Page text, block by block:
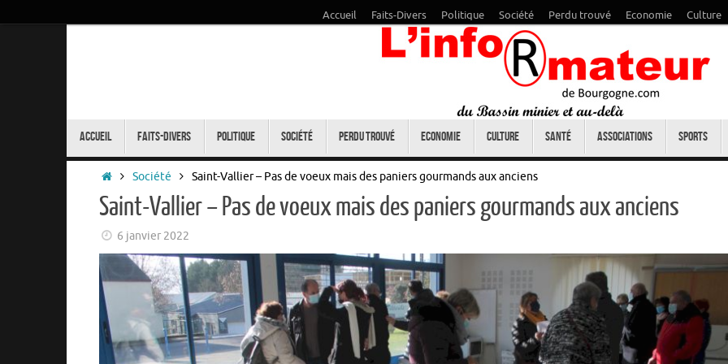
Accueil Faits-Divers Politique Société Perdu trouvé Economie Culture
Accueil Faits-Divers Politique Société Perdu trouvé Economie Culture Santé Associations Sports
Accueil
Société Saint-Vallier – Pas de voeux mais des paniers gourmands aux anciens
Saint-Vallier – Pas de voeux mais des paniers gourmands aux anciens
6 janvier 2022